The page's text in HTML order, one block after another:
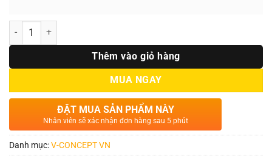
Số lượng
Thêm vào giỏ hàng
MUA NGAY
ĐẶT MUA SẢN PHẨM NÀY
Nhân viên sẽ xác nhận đơn hàng sau 5 phút
Danh mục:V-CONCEPT VN